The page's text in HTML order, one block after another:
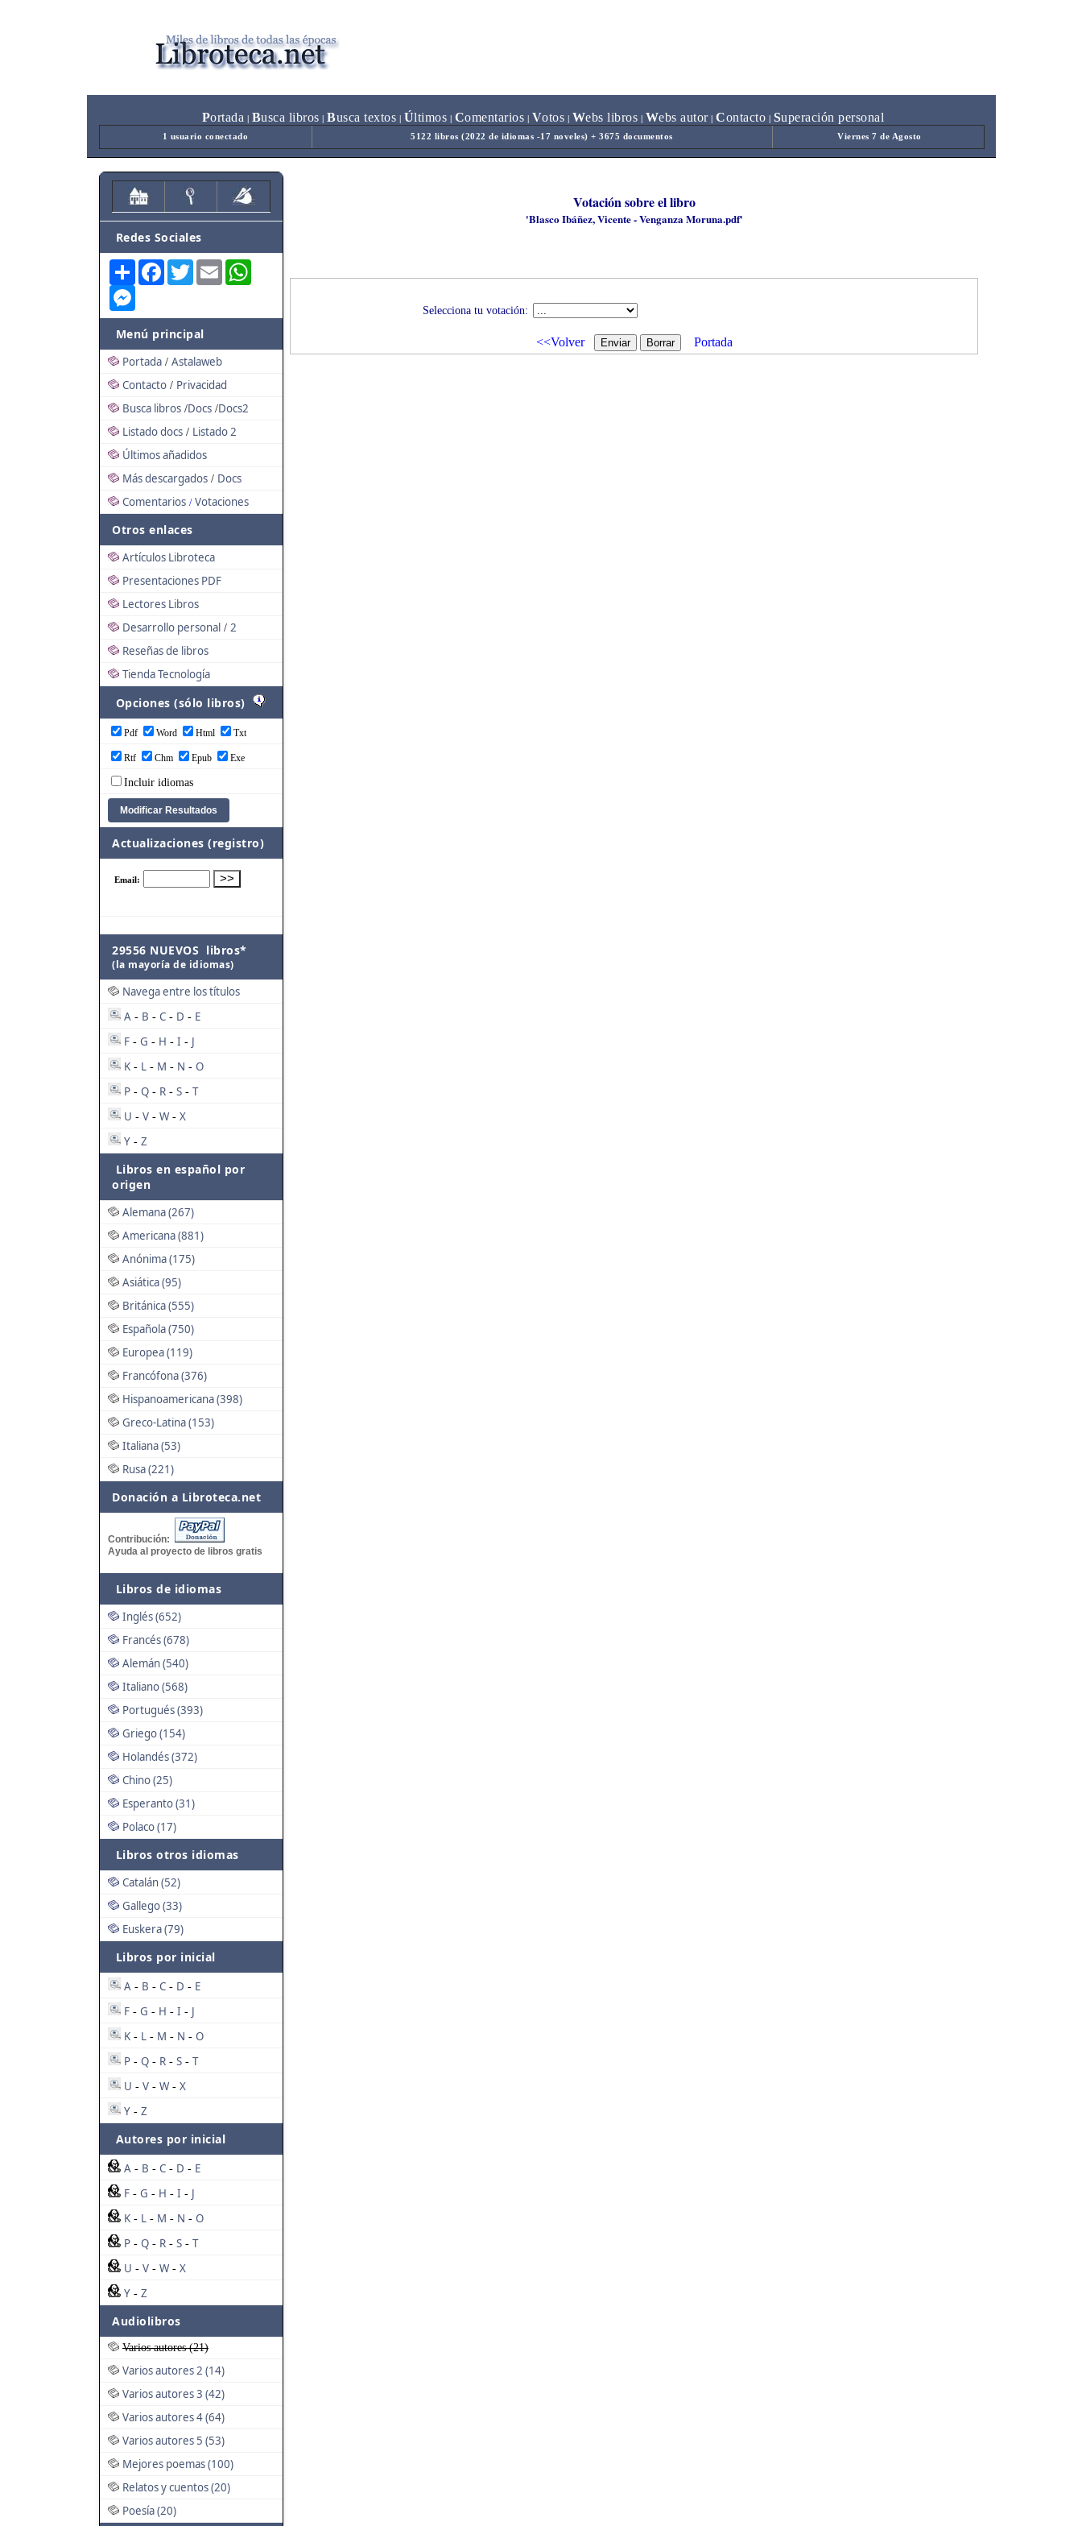
Portada Busca libros Busca textos Últimos Comentarios Votos Webs libros Webs autor| Contacto Superación personal
1 usuario conectado 5122 libros (2022 de idiomas -17 noveles) + 3675 documentos Viernes 7 de Agosto
Redes Sociales
Share FacebookTwitterEmail
Menú principal
Portada / Astalaweb
Contacto / Privacidad
Busca libros /Docs /Docs2
Listado docs / Listado 2
Últimos añadidos
Más descargados / Docs
Comentarios / Votaciones
Otros enlaces
Artículos Libroteca
Presentaciones PDF
Lectores Libros
Desarrollo personal / 2
Reseñas de libros
Tienda Tecnología
Opciones (sólo libros)
Pdf Word Html Txt
Rtf Chm Epub Exe
Incluir idiomas
Actualizaciones (registro)
29556 NUEVOS libros*
(la mayoría de idiomas)
Navega entre los títulos
A - B - C - D - E
F - G - H - I - J
K - L - M - N - O
P - Q - R - S - T
U - V - W - X
Y - Z
Libros en español por
origen
Alemana (267)
Americana (881)
Anónima (175)
Asiática (95)
Británica (555)
Española (750)
Europea (119)
Francófona (376)
Hispanoamericana (398)
Greco-Latina (153)
Italiana (53)
Rusa (221)
Donación a Libroteca.net
Contribución:
Ayuda al proyecto de libros gratis
Libros de idiomas
Inglés (652)
Francés (678)
Alemán (540)
Italiano (568)
Portugués (393)
Griego (154)
Holandés (372)
Chino (25)
Esperanto (31)
Polaco (17)
Libros otros idiomas
Catalán (52)
Gallego (33)
Euskera (79)
Libros por inicial
A - B - C - D - E
F - G - H - I - J
K - L - M - N - O
P - Q - R - S - T
U - V - W - X
Y - Z
Autores por inicial
A - B - C - D - E
F - G - H - I - J
K - L - M - N - O
P - Q - R - S - T
U - V - W - X
Y - Z
Audiolibros
Varios autores (21)
Varios autores 2 (14)
Varios autores 3 (42)
Varios autores 4 (64)
Varios autores 5 (53)
Mejores poemas (100)
Relatos y cuentos (20)
Poesía (20)
Votación sobre el libro
'Blasco Ibáñez, Vicente - Venganza Moruna.pdf'
Selecciona tu votación:
<<Volver Portada